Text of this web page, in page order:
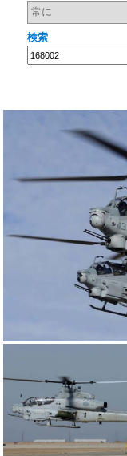
検索